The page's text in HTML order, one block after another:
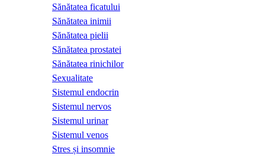
Sănătatea ficatului
Sănătatea inimii
Sănătatea pielii
Sănătatea prostatei
Sănătatea rinichilor
Sexualitate
Sistemul endocrin
Sistemul nervos
Sistemul urinar
Sistemul venos
Stres și insomnie